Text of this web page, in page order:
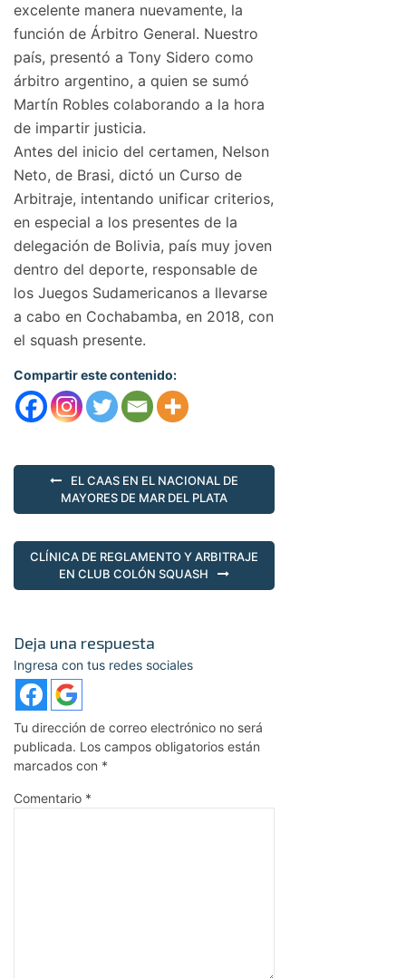
excelente manera nuevamente, la
función de Árbitro General. Nuestro
país, presentó a Tony Sidero como
árbitro argentino, a quien se sumó
Martín Robles colaborando a la hora
de impartir justicia.
Antes del inicio del certamen, Nelson
Neto, de Brasi, dictó un Curso de
Arbitraje, intentando unificar criterios,
en especial a los presentes de la
delegación de Bolivia, país muy joven
dentro del deporte, responsable de
los Juegos Sudamericanos a llevarse
a cabo en Cochabamba, en 2018, con
el squash presente.
Compartir este contenido:
EL CAAS EN EL NACIONAL DE
MAYORES DE MAR DEL PLATA
CLÍNICA DE REGLAMENTO Y ARBITRAJE
EN CLUB COLÓN SQUASH
Deja una respuesta
Ingresa con tus redes sociales
Tu dirección de correo electrónico no será
publicada. Los campos obligatorios están
marcados con *
Comentario *